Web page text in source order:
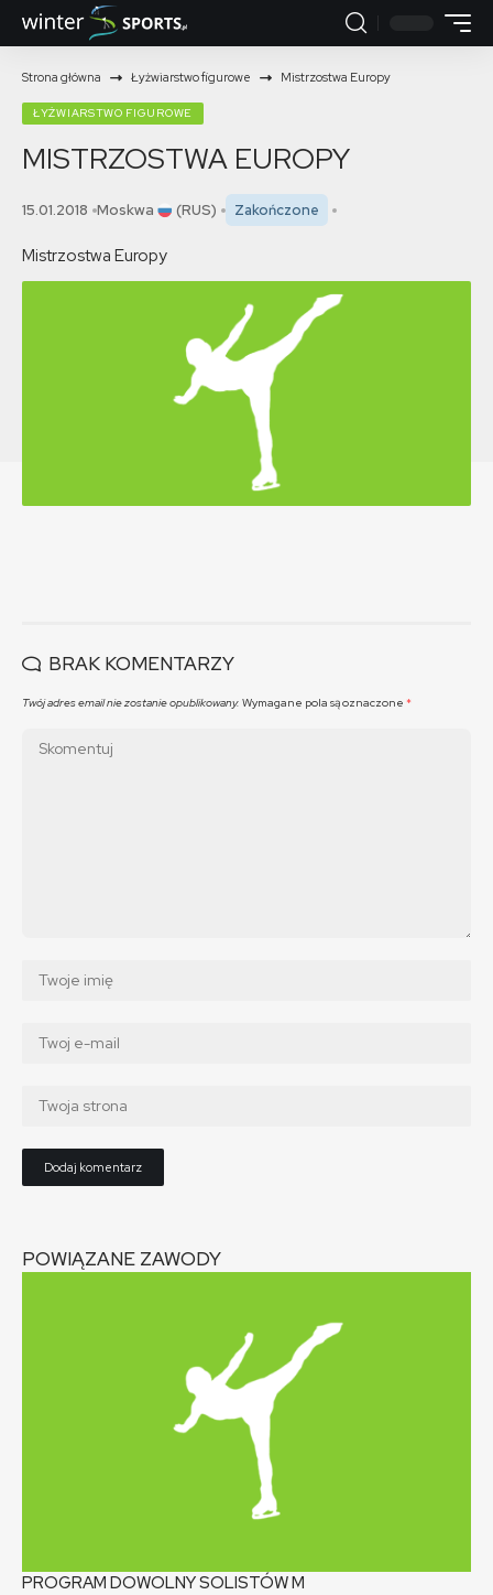
Strona główna Łyżwiarstwo figurowe Mistrzostwa Europy
ŁYŻWIARSTWO FIGUROWE
MISTRZOSTWA EUROPY
15.01.2018 Moskwa (RUS) Zakończone
Mistrzostwa Europy
BRAK KOMENTARZY
Twój adres email nie zostanie opublikowany. Wymagane pola są oznaczone *
POWIĄZANE ZAWODY
PROGRAM DOWOLNY SOLISTÓWM